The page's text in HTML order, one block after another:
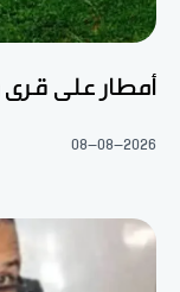
أمطار على
08-08-2026